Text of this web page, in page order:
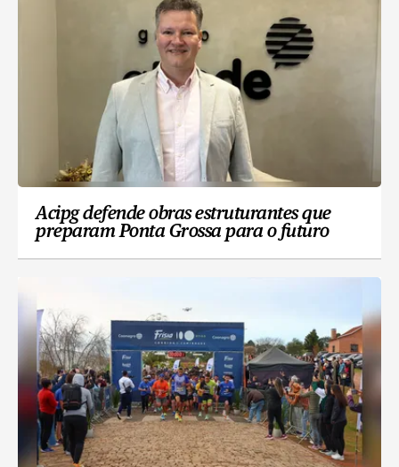
Acipg defende obras estruturantes que
preparam Ponta Grossa para o futuro